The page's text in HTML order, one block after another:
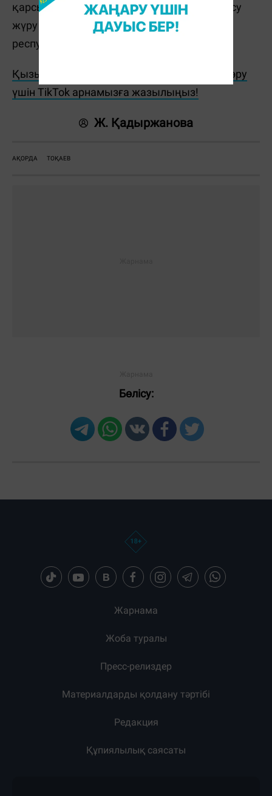
қарсы шараларды үйлестіру және қарғын су
жүру кезеңінің салдарын жою жөніндегі
республикалық штаб отырысы өтті.
Қызықты жаңалықтар мен видеоларды көру
үшін TikTok арнамызға жазылыңыз!
Ж. Қадыржанова
АҚОРДА ТОҚАЕВ
Бөлісу:
Жарнама
Жоба туралы
Пресс-релиздер
Материалдарды қолдану тәртібі
Редакция
Құпиялылық саясаты